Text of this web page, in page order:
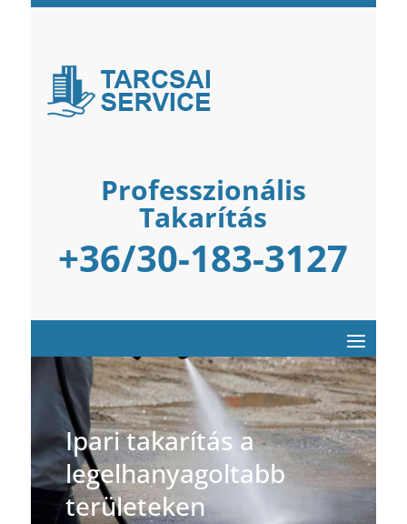
Professzionális
Takarítás
+36/30-183-3127
Ipari takarítás a
legelhanyagoltabb
területeken